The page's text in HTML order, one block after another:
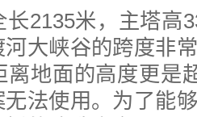
米，主塔高
大峡谷的跨度非
离地面的高度更是
法使用。为了能